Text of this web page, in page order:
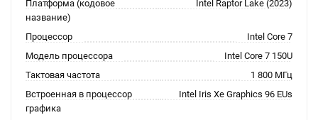
Платформа (кодовое
название)
Intel Raptor Lake (2023)
Процессор
Intel Core 7
Модель процессора
Intel Core 7 150U
Тактовая частота
1 800 МГц
Встроенная в процессор
графика
Intel Iris Xe Graphics 96 EUs